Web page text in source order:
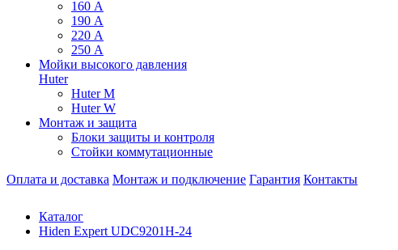
160 А
190 А
220 А
250 А
Мойки высокого давления
Huter
Huter M
Huter W
Монтаж и защита
Блоки защиты и контроля
Стойки коммутационные
Оплата и доставка Монтаж и подключение Гарантия Контакты
Каталог
Hiden Expert UDC9201H-24